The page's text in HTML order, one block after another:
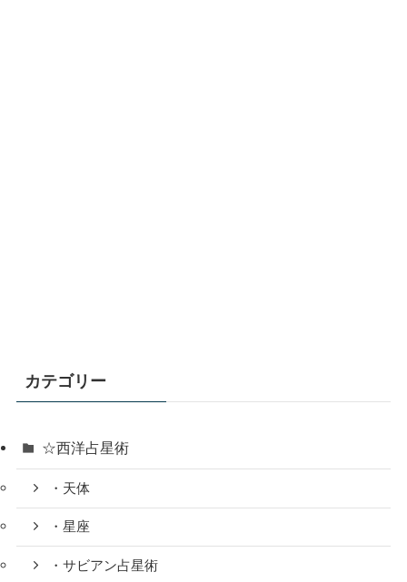
カテゴリー
☆西洋占星術
・天体
・星座
・サビアン占星術